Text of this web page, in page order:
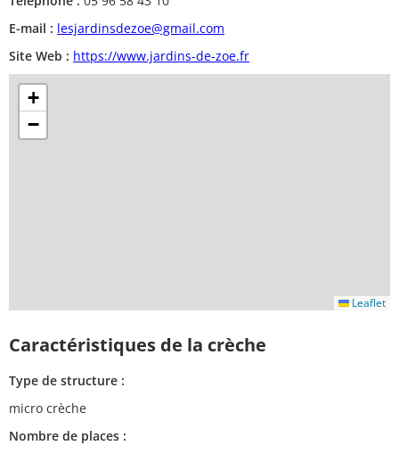
E-mail : lesjardinsdezoe@gmail.com
Site Web : https://www.jardins-de-zoe.fr
+
−
Leaflet
Caractéristiques de la crèche
Type de structure :
micro crèche
Nombre de places :